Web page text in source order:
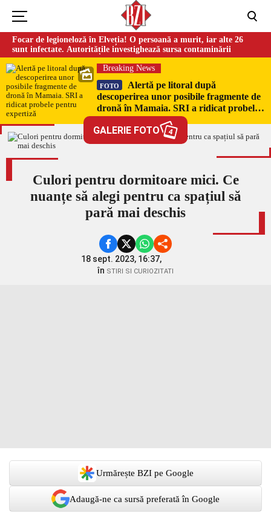
Focar de legioneloză în Elveția! O persoană a murit, iar alte 26
sunt infectate. Autoritățile investighează sursa contaminării
Breaking News
FOTO
Alertă pe litoral după
descoperirea unor posibile fragmente de
dronă în Mamaia. SRI a ridicat probele
pentru expertiză
GALERIE FOTO 4
Culori pentru dormitoare mici. Ce
nuanțe să alegi pentru ca spațiul să
pară mai deschis
18 sept. 2023, 16:37,
în STIRI SI CURIOZITATI
Urmărește BZI pe Google
Adaugă-ne ca sursă preferată în Google